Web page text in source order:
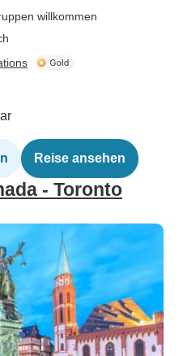
willkommen
Reise ansehen
- Toronto